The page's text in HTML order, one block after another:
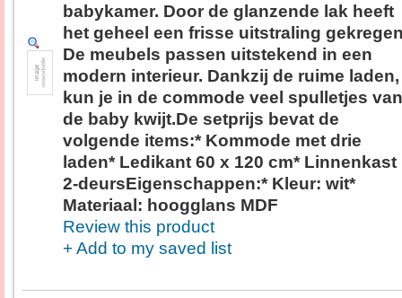
babykamer. Door de glanzende lak heeft
het geheel een frisse uitstraling
De meubels passen uitstekend in een
modern interieur. Dankzij de ruime laden,
kun je in de commode veel spulletjes van
de baby kwijt.De setprijs bevat de
volgende items:* Kommode met drie
laden* Ledikant 60 x 120 cm* Linnenkast
2-deursEigenschappen:* Kleur: wit*
Materiaal: hoogglans MDF
Review this product
+ Add to my saved list